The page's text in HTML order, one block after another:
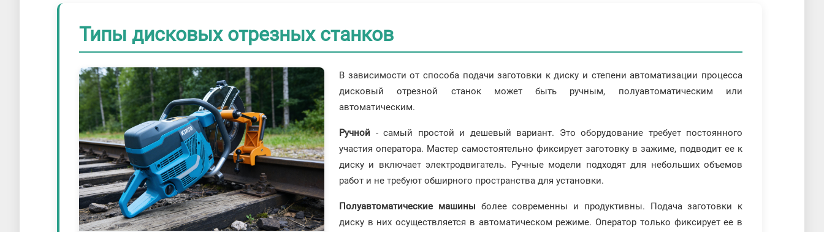
Типы дисковых отрезных станков
В зависимости от способа подачи заготовки к диску и степени автоматизации процесса
дисковый отрезной станок может быть ручным, полуавтоматическим или
автоматическим.
Ручной - самый простой и дешевый вариант. Это оборудование требует постоянного
участия оператора. Мастер самостоятельно фиксирует заготовку в зажиме, подводит ее к
диску и включает электродвигатель. Ручные модели подходят для небольших объемов
работ и не требуют обширного пространства для установки.
Полуавтоматические машины более современны и продуктивны. Подача заготовки к
диску в них осуществляется в автоматическом режиме. Оператор только фиксирует ее в